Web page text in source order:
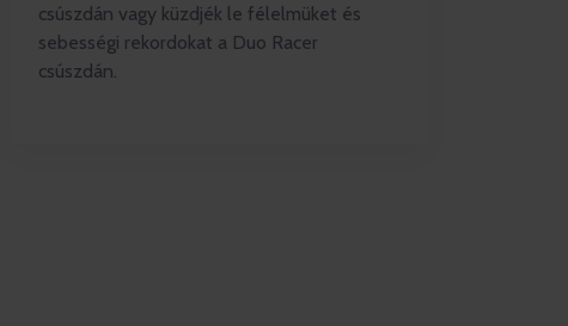
csúszdán vagy küzdjék le félelmüket és
sebességi rekordokat a Duo Racer
csúszdán.